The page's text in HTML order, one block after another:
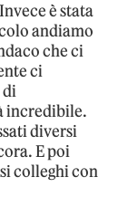
è stata
andiamo
che ci
ci
di
incredibile.
diversi
E poi
colleghi con